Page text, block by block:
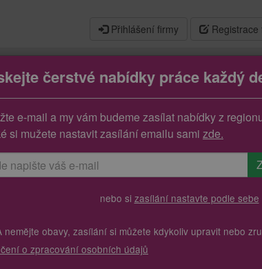
Přihlášení firmy Registrace
ka čerstvé nabídky práce každý
e-mail a my vám budeme zasílat nabídky z
si mužete nastavit zasílání emailu sami zde.
nebo si zasílání nastavte podle sebe
nemějte obavy, zasílání si můžete kdykoliv upravit nebo
o zpracování osobních údajů